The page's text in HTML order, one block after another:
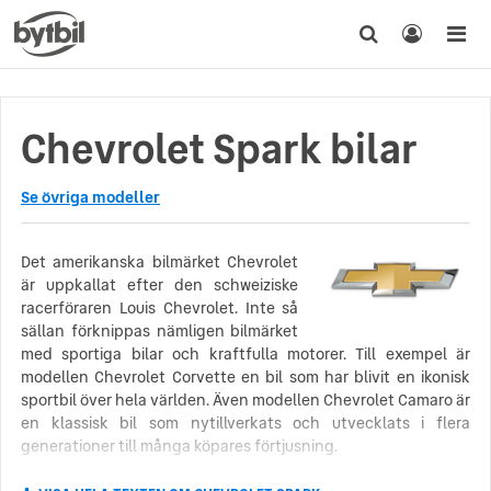
Chevrolet Spark bilar
Se övriga modeller
Det amerikanska bilmärket Chevrolet
är uppkallat efter den schweiziske
racerföraren Louis Chevrolet. Inte så
sällan förknippas nämligen bilmärket
med sportiga bilar och kraftfulla motorer. Till exempel är
modellen Chevrolet Corvette en bil som har blivit en ikonisk
sportbil över hela världen. Även modellen Chevrolet Camaro är
en klassisk bil som nytillverkats och utvecklats i flera
generationer till många köpares förtjusning.
Man uppskattar att omkring 100 miljoner Chevroletbilar har